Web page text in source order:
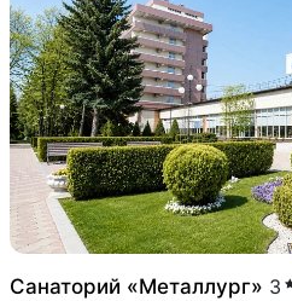
Санаторий «Металлург» 3